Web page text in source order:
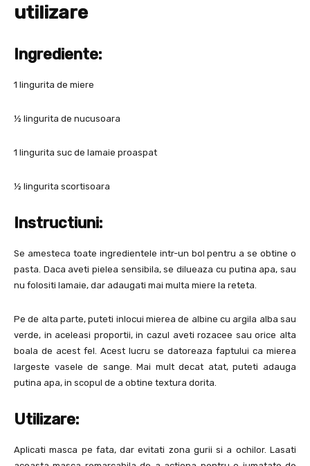
utilizare
Ingrediente:
1 lingurita de miere
½ lingurita de nucusoara
1 lingurita suc de lamaie proaspat
½ lingurita scortisoara
Instructiuni:
Se amesteca toate ingredientele intr-un bol pentru a se obtine o
pasta. Daca aveti pielea sensibila, se dilueaza cu putina apa, sau
nu folositi lamaie, dar adaugati mai multa miere la reteta.
Pe de alta parte, puteti inlocui mierea de albine cu argila alba sau
verde, in aceleasi proportii, in cazul aveti rozacee sau orice alta
boala de acest fel. Acest lucru se datoreaza faptului ca mierea
largeste vasele de sange. Mai mult decat atat, puteti adauga
putina apa, in scopul de a obtine textura dorita.
Utilizare:
Aplicati masca pe fata, dar evitati zona gurii si a ochilor. Lasati